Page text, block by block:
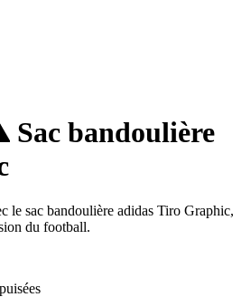
Sac bandoulière
le sac bandoulière adidas Tiro Graphic,
du football.